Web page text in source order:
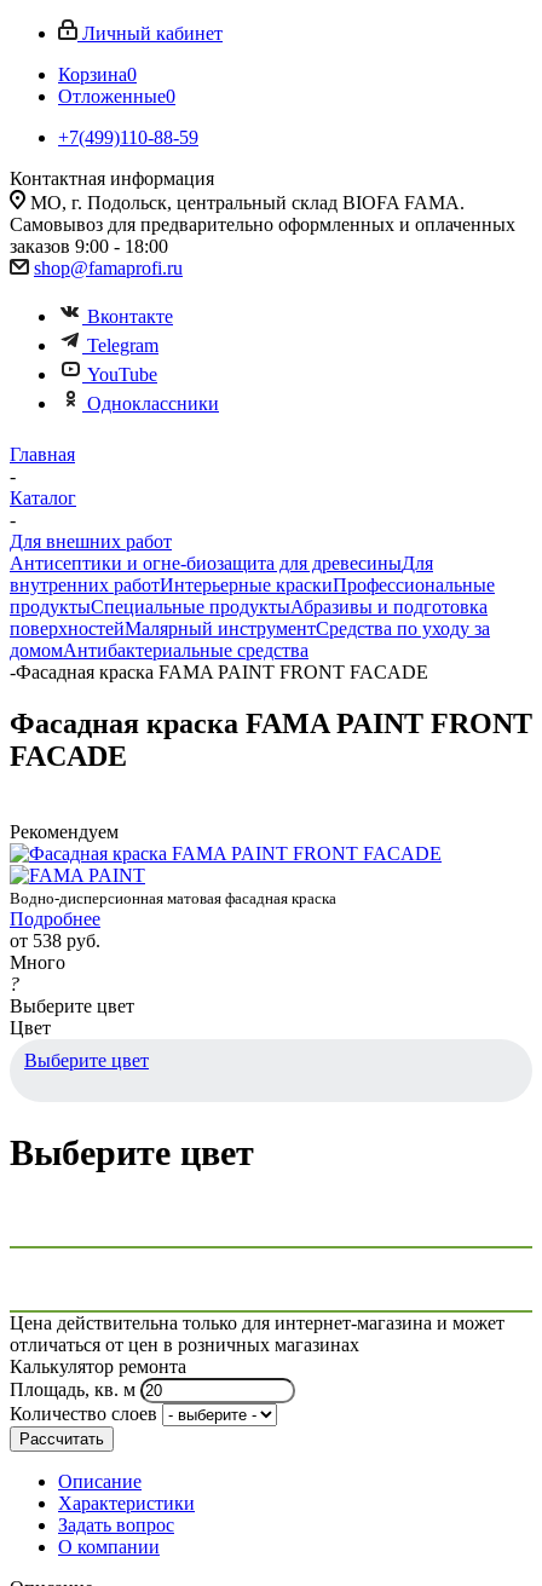
Личный кабинет
Корзина0
Отложенные0
+7(499)110-88-59
Контактная информация
МО, г. Подольск, центральный склад BIOFA FAMA.
Самовывоз для предварительно оформленных и оплаченных
заказов 9:00 - 18:00
shop@famaprofi.ru
Вконтакте
Telegram
YouTube
Одноклассники
Главная
-
Каталог
-
Для внешних работ
Антисептики и огне-биозащита для древесиныДля
внутренних работИнтерьерные краскиПрофессиональные
продуктыСпециальные продуктыАбразивы и подготовка
поверхностейМалярный инструментСредства по уходу за
домомАнтибактериальные средства
-Фасадная краска FAMA PAINT FRONT FACADE
Фасадная краска FAMA PAINT FRONT
FACADE
Рекомендуем
Водно-дисперсионная матовая фасадная краска
Подробнее
от 538 руб.
Много
?
Выберите цвет
Цвет
Выберите цвет
Выберите цвет
Цена действительна только для интернет-магазина и может
отличаться от цен в розничных магазинах
Калькулятор ремонта
Площадь, кв. м
Количество слоев
Рассчитать
Описание
Характеристики
Задать вопрос
О компании